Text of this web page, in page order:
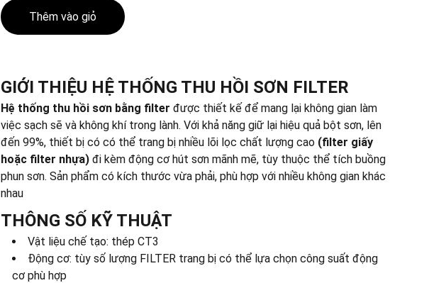
Thêm vào giỏ
GIỚI THIỆU HỆ THỐNG THU HỒI SƠN FILTER
Hệ thống thu hồi sơn bằng filter được thiết kế để mang lại không gian làm
việc sạch sẽ và không khí trong lành. Với khả năng giữ lại hiệu quả bột sơn, lên
đến 99%, thiết bị có có thể trang bị nhiều lõi lọc chất lượng cao (filter giấy
hoặc filter nhựa) đi kèm động cơ hút sơn mãnh mẽ, tùy thuộc thể tích buồng
phun sơn. Sản phẩm có kích thước vừa phải, phù hợp với nhiều không gian khác
nhau
THÔNG SỐ KỸ THUẬT
Vật liệu chế tạo: thép CT3
Động cơ: tùy số lượng FILTER trang bị có thể lựa chọn công suất động
cơ phù hợp